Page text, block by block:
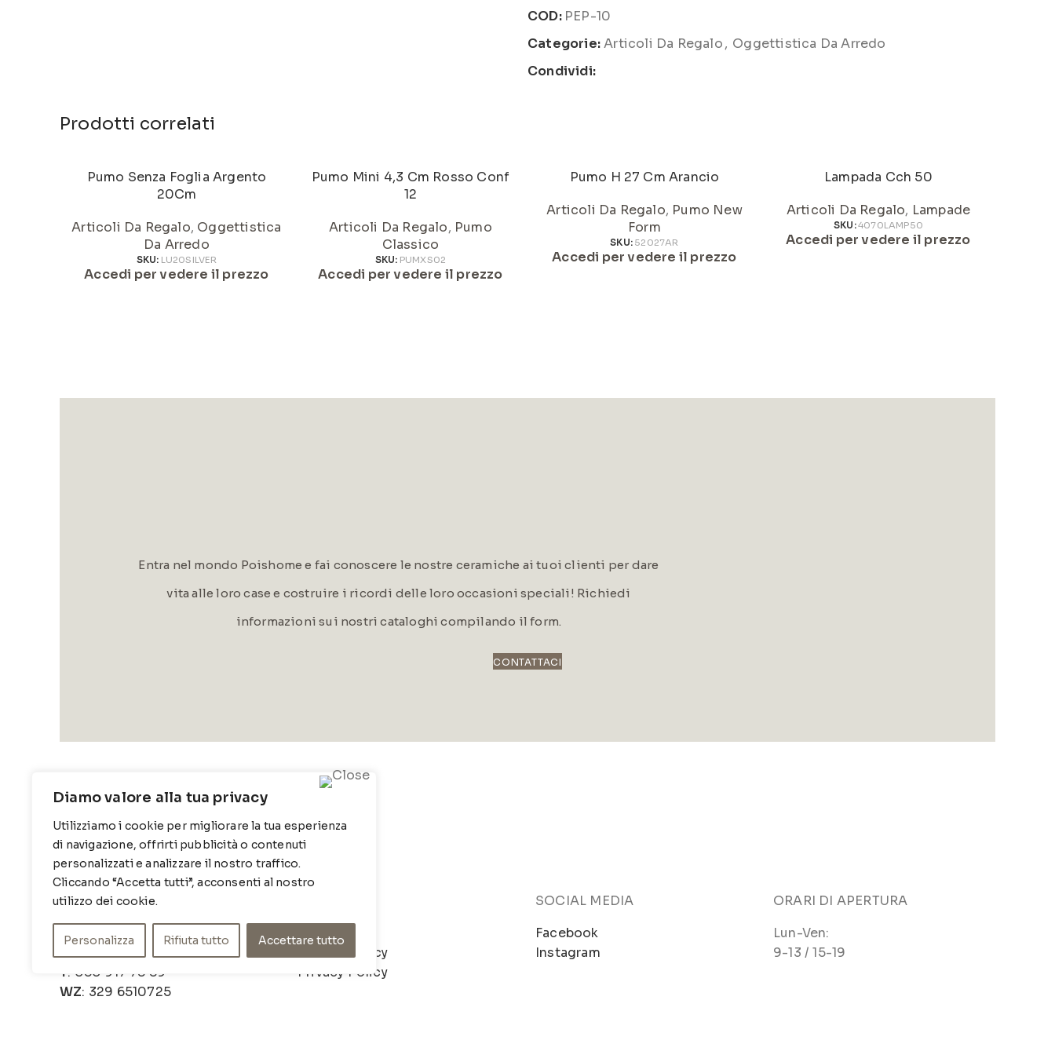
Diamo valore alla tua privacy
Utilizziamo i cookie per migliorare la tua esperienza
di navigazione, offrirti pubblicità o contenuti
personalizzati e analizzare il nostro traffico.
Cliccando “Accetta tutti”, acconsenti al nostro
utilizzo dei cookie.
Personalizza Rifiuta tutto Accettare tutto
COD: PEP-10
Categorie: Articoli Da Regalo, Oggettistica Da Arredo
Condividi:
Prodotti correlati
Pumo Senza Foglia Argento
20Cm
Articoli Da Regalo, Oggettistica
Da Arredo
SKU: LU20SILVER
Accedi per vedere il prezzo
Pumo Mini 4,3 Cm Rosso Conf
12
Articoli Da Regalo, Pumo
Classico
SKU: PUMXS02
Accedi per vedere il prezzo
Pumo H 27 Cm Arancio
Articoli Da Regalo, Pumo New
Form
SKU: 52027AR
Accedi per vedere il prezzo
Lampada Cch 50
Articoli Da Regalo, Lampade
SKU:4070LAMP50
Accedi per vedere il prezzo
Entra nel mondo Poishome e fai conoscere le nostre ceramiche ai tuoi clienti per dare
vita alle loro case e costruire i ricordi delle loro occasioni speciali! Richiedi
informazioni sui nostri cataloghi compilando il form.
CONTATTACI
CONTATTI
Contrada Locosantissimo 1316 -
70044 Polignano a mare
T: 080 917 78 89
WZ: 329 6510725
Chi siamo
Cookie Policy
Privacy Policy
SOCIAL MEDIA
Facebook
Instagram
ORARI DI APERTURA
Lun-Ven:
9-13 / 15-19